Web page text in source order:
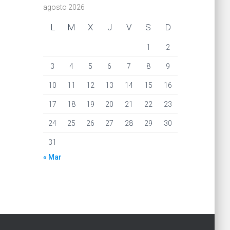
agosto 2026
L M X J V S D
1 2
3 4 5 6 7 8 9
10 11 12 13 14 15 16
17 18 19 20 21 22 23
24 25 26 27 28 29 30
31
« Mar